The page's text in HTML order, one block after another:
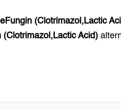
(Clotrimazol,Lactic
(Clotrimazol,Lactic Acid)